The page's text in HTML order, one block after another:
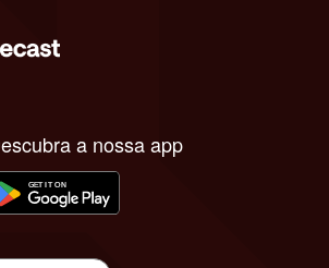
Descubra a nossa app